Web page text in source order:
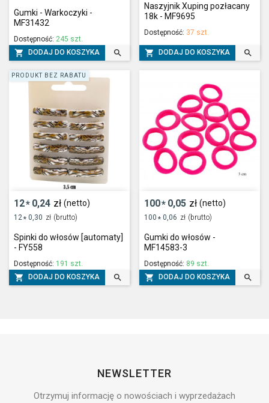
Gumki - Warkoczyki -
MF31432
Dostępność: 245 szt.
 DODAJ DO KOSZYKA 
Naszyjnik Xuping pozłacany
18k - MF9695
Dostępność: 37 szt.
 DODAJ DO KOSZYKA 
12* 0,24 zł (netto)
12* 0,30 zł (brutto)
Spinki do włosów [automaty]
- FY558
Dostępność: 191 szt.
 DODAJ DO KOSZYKA 
PRODUKT BEZ RABATU
100* 0,05 zł (netto)
100 * 0,06 zł (brutto)
Gumki do włosów -
MF14583-3
Dostępność: 89 szt.
 DODAJ DO KOSZYKA 
NEWSLETTER
Otrzymuj informację o nowościach i wyprzedażach